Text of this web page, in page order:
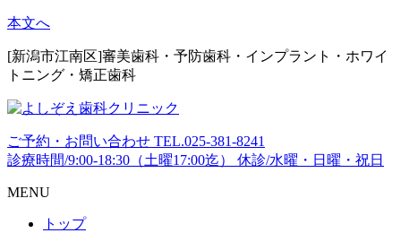
本文へ
[新潟市江南区]審美歯科・予防歯科・インプラント・ホワイ
トニング・矯正歯科
ご予約・お問い合わせ TEL.025-381-8241
診療時間/9:00-18:30（土曜17:00迄）
休診/水曜・日曜・祝日
MENU
トップ